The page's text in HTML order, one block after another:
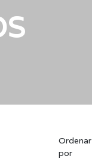
Ordenar
por